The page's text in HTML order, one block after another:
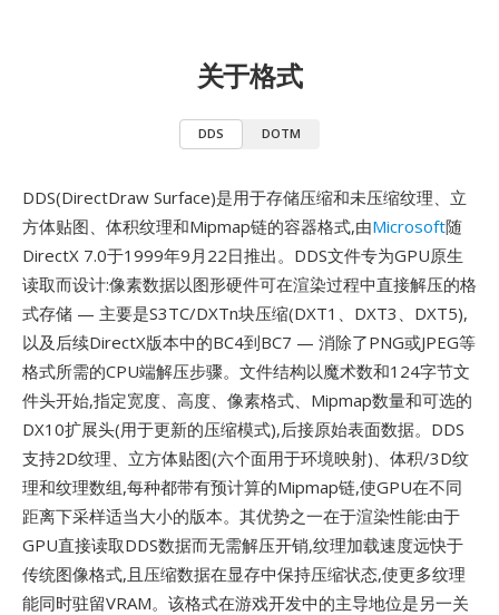
关于格式
DDS DOTM
DDS(DirectDraw Surface)是用于存储压缩和未压缩纹理、立
方体贴图、体积纹理和Mipmap链的容器格式,由Microsoft随
DirectX 7.0于1999年9月22日推出。DDS文件专为GPU原生
读取而设计:像素数据以图形硬件可在渲染过程中直接解压的格
式存储 — 主要是S3TC/DXTn块压缩(DXT1、DXT3、DXT5),
以及后续DirectX版本中的BC4到BC7 — 消除了PNG或JPEG等
格式所需的CPU端解压步骤。文件结构以魔术数和124字节文
件头开始,指定宽度、高度、像素格式、Mipmap数量和可选的
DX10扩展头(用于更新的压缩模式),后接原始表面数据。DDS
支持2D纹理、立方体贴图(六个面用于环境映射)、体积/3D纹
理和纹理数组,每种都带有预计算的Mipmap链,使GPU在不同
距离下采样适当大小的版本。其优势之一在于渲染性能:由于
GPU直接读取DDS数据而无需解压开销,纹理加载速度远快于
传统图像格式,且压缩数据在显存中保持压缩状态,使更多纹理
能同时驻留VRAM。该格式在游戏开发中的主导地位是另一关